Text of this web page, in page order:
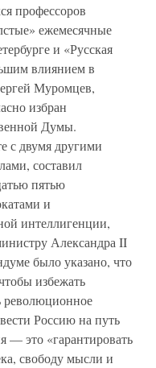
профессоров
ежемесячные
и «Русская
влиянием в
Муромцев,
избран
Думы.
с двумя другими
составил
пятью
и
интеллигенции,
Александра II
было указано, что
избежать
революционное
Россию на путь
— это «гарантировать
свободу мысли и